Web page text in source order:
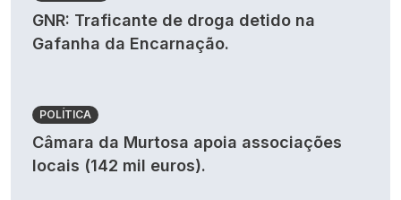
GNR: Traficante de droga detido na
Gafanha da Encarnação.
POLÍTICA
Câmara da Murtosa apoia associações
locais (142 mil euros).